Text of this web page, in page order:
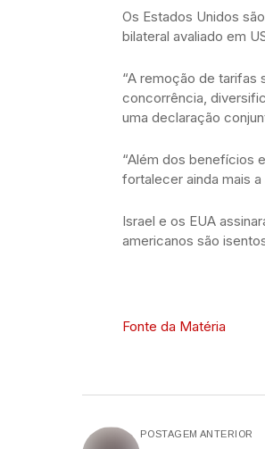
Os Estados Unidos
bilateral avaliado em
“A remoção de tarifas
concorrência,
uma declaração
“Além dos benefícios
fortalecer ainda mais
Israel e os EUA
americanos são
Fonte da Matéria
POSTAGEM ANTERIOR